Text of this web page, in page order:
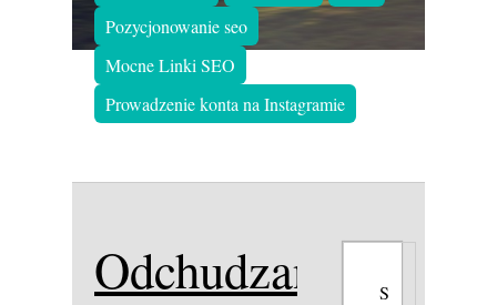
Pozycjonowanie seo
Mocne Linki SEO
Prowadzenie konta na Instagramie
Odchudzanie
S